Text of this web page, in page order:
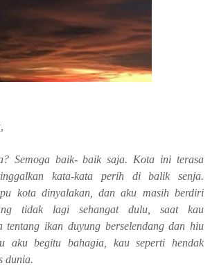
Semoga baik- baik saja. Kota ini terasa
kata-kata perih di balik senja.
kota dinyalakan, dan aku masih berdiri
tidak lagi sehangat dulu, saat kau
tentang ikan duyung berselendang dan hiu
aku begitu bahagia, kau seperti hendak
dunia.